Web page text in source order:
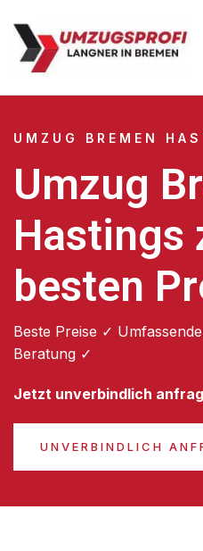
UMZUG BREMEN
Umzug
Hastings
besten
Beste Preise ✓
Beratung ✓
Jetzt unverbindlich
UNVERBINDLICH